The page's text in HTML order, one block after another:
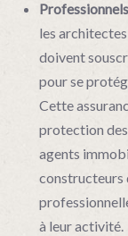
les
doivent
pour se
Cette
protection
agents
constructeurs
à leur activité.